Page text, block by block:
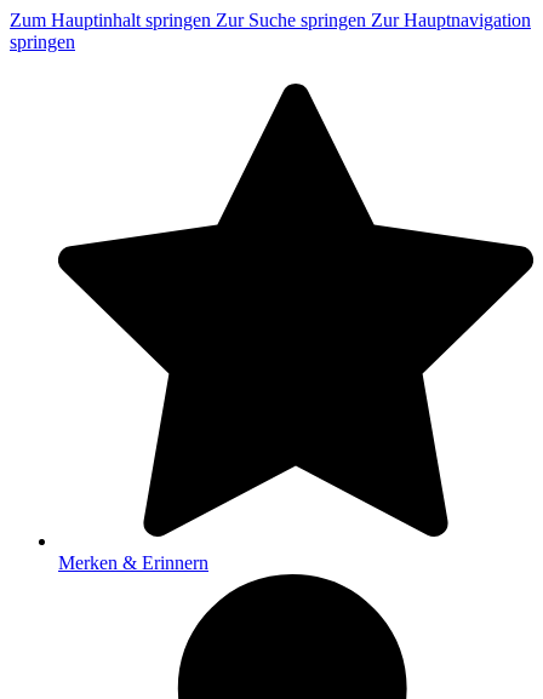
Zum Hauptinhalt springen Zur Suche springen Zur Hauptnavigation
springen
Merken & Erinnern